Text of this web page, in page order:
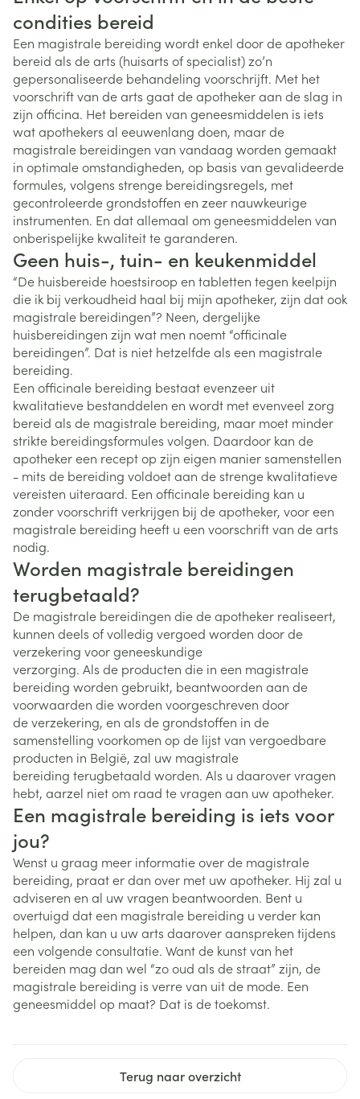
condities bereid
Een magistrale bereiding wordt enkel door de apotheker
bereid als de arts (huisarts of specialist) zo’n
gepersonaliseerde behandeling voorschrijft. Met het
voorschrift van de arts gaat de apotheker aan de slag in
zijn officina. Het bereiden van geneesmiddelen is iets
wat apothekers al eeuwenlang doen, maar de
magistrale bereidingen van vandaag worden gemaakt
in optimale omstandigheden, op basis van gevalideerde
formules, volgens strenge bereidingsregels, met
gecontroleerde grondstoffen en zeer nauwkeurige
instrumenten. En dat allemaal om geneesmiddelen van
onberispelijke kwaliteit te garanderen.
Geen huis-, tuin- en keukenmiddel
“De huisbereide hoestsiroop en tabletten tegen keelpijn
die ik bij verkoudheid haal bij mijn apotheker, zijn dat ook
magistrale bereidingen”? Neen, dergelijke
huisbereidingen zijn wat men noemt “officinale
bereidingen”. Dat is niet hetzelfde als een magistrale
bereiding.
Een officinale bereiding bestaat evenzeer uit
kwalitatieve bestanddelen en wordt met evenveel zorg
bereid als de magistrale bereiding, maar moet minder
strikte bereidingsformules volgen. Daardoor kan de
apotheker een recept op zijn eigen manier samenstellen
- mits de bereiding voldoet aan de strenge kwalitatieve
vereisten uiteraard. Een officinale bereiding kan u
zonder voorschrift verkrijgen bij de apotheker, voor een
magistrale bereiding heeft u een voorschrift van de arts
nodig.
Worden magistrale bereidingen
terugbetaald?
De magistrale bereidingen die de apotheker realiseert,
kunnen deels of volledig vergoed worden door de
verzekering voor geneeskundige
verzorging. Als de producten die in een magistrale
bereiding worden gebruikt, beantwoorden aan de
voorwaarden die worden voorgeschreven door
de verzekering, en als de grondstoffen in de
samenstelling voorkomen op de lijst van vergoedbare
producten in België, zal uw magistrale
bereiding terugbetaald worden. Als u daarover vragen
hebt, aarzel niet om raad te vragen aan uw apotheker.
Een magistrale bereiding is iets voor
jou?
Wenst u graag meer informatie over de magistrale
bereiding, praat er dan over met uw apotheker. Hij zal u
adviseren en al uw vragen beantwoorden. Bent u
overtuigd dat een magistrale bereiding u verder kan
helpen, dan kan u uw arts daarover aanspreken tijdens
een volgende consultatie. Want de kunst van het
bereiden mag dan wel “zo oud als de straat” zijn, de
magistrale bereiding is verre van uit de mode. Een
geneesmiddel op maat? Dat is de toekomst.
Terug naar overzicht